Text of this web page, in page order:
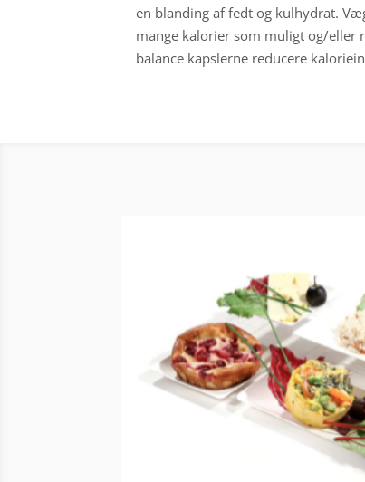
en blanding af fedt og kulhydrat.
mange kalorier som muligt og/eller
balance kapslerne reducere